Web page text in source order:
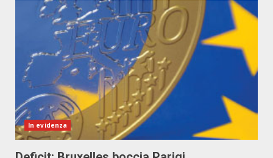
In evidenza